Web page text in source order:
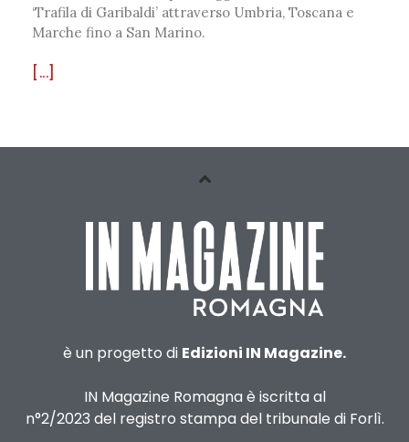
‘Trafila di Garibaldi’ attraverso Umbria, Toscana e
Marche fino a San Marino.
[...]
è un progetto di Edizioni IN Magazine.
IN Magazine Romagna è iscritta al
n°2/2023 del registro stampa del tribunale di Forlì.